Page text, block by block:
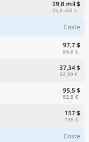
29,8 mil $
25,8 mil €
Coste
97,7 $
84,8 €
37,34 $
32,39 €
95,5 $
82,8 €
157 $
136 €
Coste